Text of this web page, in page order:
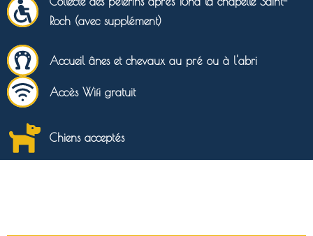
Roch (avec supplément)
Accueil ânes et chevaux au pré ou à l'abri
Accès Wifi gratuit
Chiens acceptés